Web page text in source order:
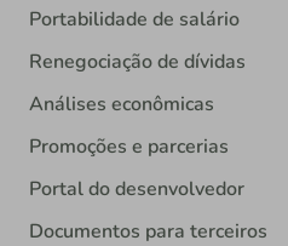
Portabilidade de salário
Renegociação de dívidas
Análises econômicas
Promoções e parcerias
Portal do desenvolvedor
Documentos para terceiros